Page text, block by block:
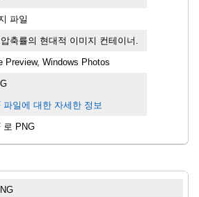
파일
축률의 현대적 이미지 컨테이너.
Preview, Windows Photos
파일에 대한 자세한 정보
로 PNG